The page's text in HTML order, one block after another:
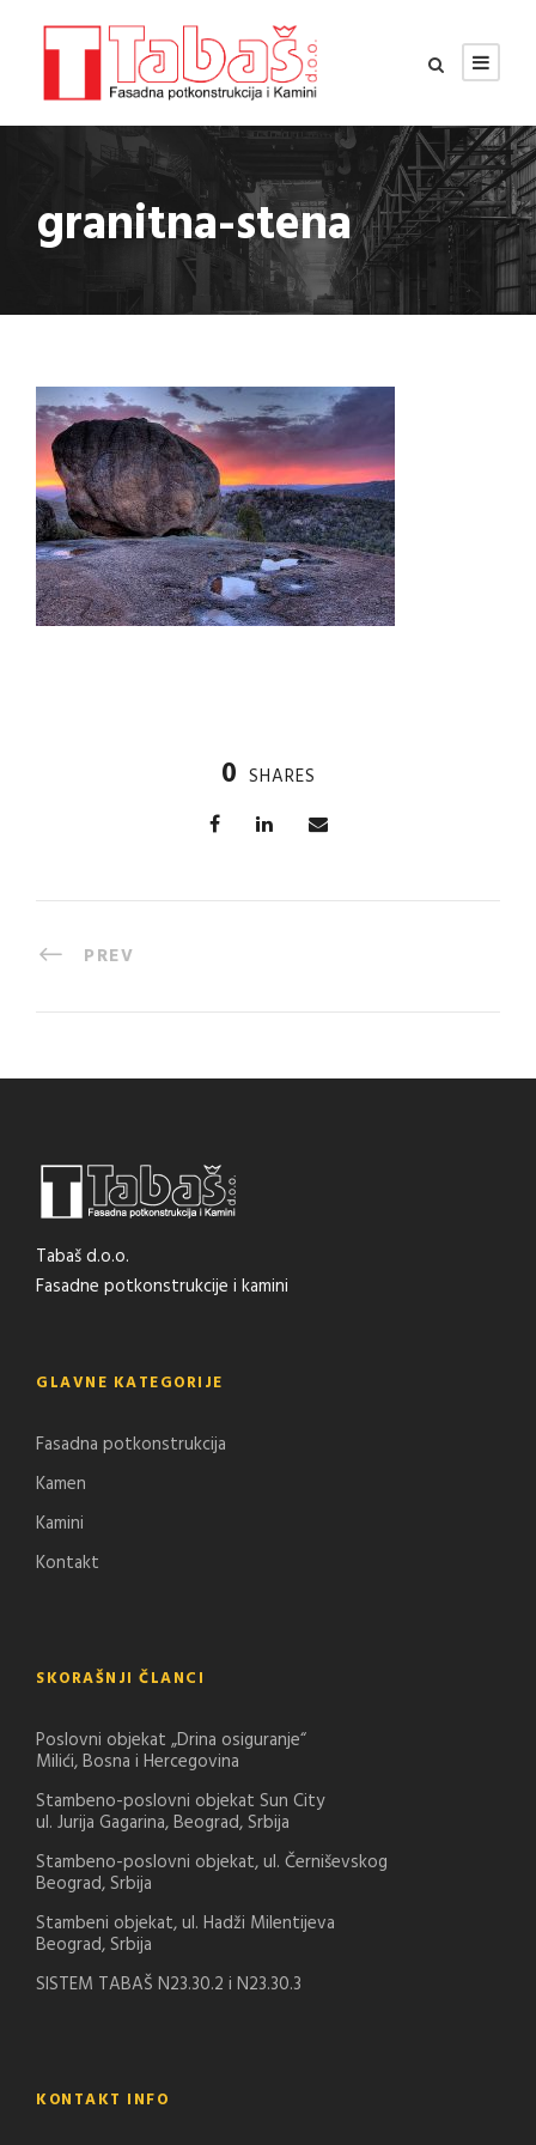
granitna-stena
0 SHARES
PREV
Tabaš d.o.o.
Fasadne potkonstrukcije i kamini
GLAVNE KATEGORIJE
Fasadna potkonstrukcija
Kamen
Kamini
Kontakt
SKORAŠNJI ČLANCI
Poslovni objekat „Drina osiguranje“
Milići, Bosna i Hercegovina
Stambeno-poslovni objekat Sun City
ul. Jurija Gagarina, Beograd, Srbija
Stambeno-poslovni objekat, ul. Černiševskog
Beograd, Srbija
Stambeni objekat, ul. Hadži Milentijeva
Beograd, Srbija
SISTEM TABAŠ N23.30.2 i N23.30.3
KONTAKT INFO